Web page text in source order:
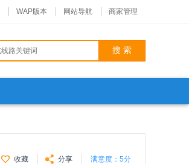
WAP版本 网站导航 商家管理
收藏 分享 满意度： 5分